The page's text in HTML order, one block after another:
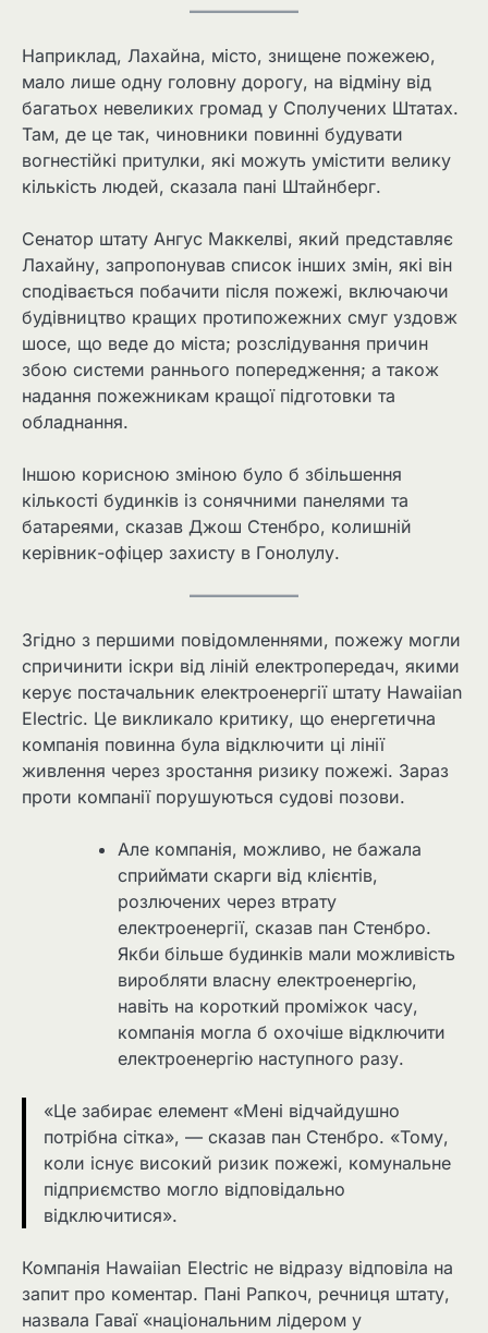
Наприклад, Лахайна, місто, знищене пожежею,
мало лише одну головну дорогу, на відміну від
багатьох невеликих громад у Сполучених Штатах.
Там, де це так, чиновники повинні будувати
вогнестійкі притулки, які можуть умістити велику
кількість людей, сказала пані Штайнберг.
Сенатор штату Ангус Маккелві, який представляє
Лахайну, запропонував список інших змін, які він
сподівається побачити після пожежі, включаючи
будівництво кращих протипожежних смуг уздовж
шосе, що веде до міста; розслідування причин
збою системи раннього попередження; а також
надання пожежникам кращої підготовки та
обладнання.
Іншою корисною зміною було б збільшення
кількості будинків із сонячними панелями та
батареями, сказав Джош Стенбро, колишній
керівник-офіцер захисту в Гонолулу.
Згідно з першими повідомленнями, пожежу могли
спричинити іскри від ліній електропередач, якими
керує постачальник електроенергії штату Hawaiian
Electric. Це викликало критику, що енергетична
компанія повинна була відключити ці лінії
живлення через зростання ризику пожежі. Зараз
проти компанії порушуються судові позови.
Але компанія, можливо, не бажала
сприймати скарги від клієнтів,
розлючених через втрату
електроенергії, сказав пан Стенбро.
Якби більше будинків мали можливість
виробляти власну електроенергію,
навіть на короткий проміжок часу,
компанія могла б охочіше відключити
електроенергію наступного разу.
«Це забирає елемент «Мені відчайдушно
потрібна сітка», — сказав пан Стенбро. «Тому,
коли існує високий ризик пожежі, комунальне
підприємство могло відповідально
відключитися».
Компанія Hawaiian Electric не відразу відповіла на
запит про коментар. Пані Рапкоч, речниця штату,
назвала Гаваї «національним лідером у